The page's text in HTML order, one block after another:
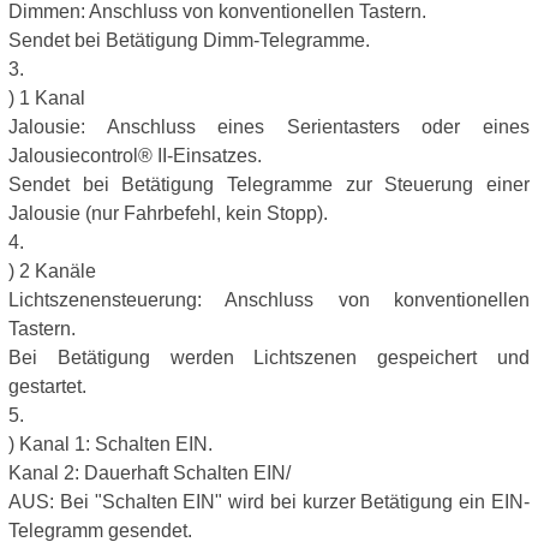
Dimmen: Anschluss von konventionellen Tastern.
Sendet bei Betätigung Dimm-Telegramme.
3.
) 1 Kanal
Jalousie: Anschluss eines Serientasters oder eines
Jalousiecontrol® II-Einsatzes.
Sendet bei Betätigung Telegramme zur Steuerung einer
Jalousie (nur Fahrbefehl, kein Stopp).
4.
) 2 Kanäle
Lichtszenensteuerung: Anschluss von konventionellen
Tastern.
Bei Betätigung werden Lichtszenen gespeichert und
gestartet.
5.
) Kanal 1: Schalten EIN.
Kanal 2: Dauerhaft Schalten EIN/
AUS: Bei "Schalten EIN" wird bei kurzer Betätigung ein EIN-
Telegramm gesendet.